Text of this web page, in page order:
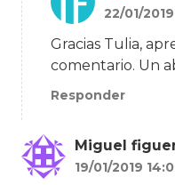
22/01/2019
Gracias Tulia,
comentario. Un
Responder
Miguel
19/01/2019